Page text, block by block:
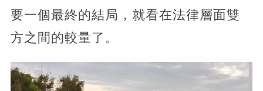
要一個最終的結局，就看在法律層面雙
方之間的較量了。